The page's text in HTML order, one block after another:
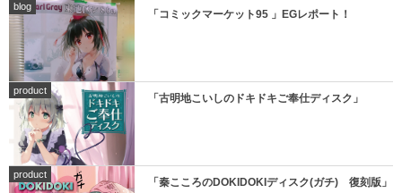
blog
「コミックマーケット95 」EGレポート！
product
「古明地こいしのドキドキご奉仕ディスク」
product
「秦こころのDOKIDOKIディスク(ガチ) 復刻版」